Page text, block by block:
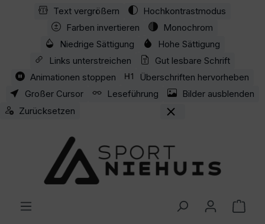
Zum Hauptinhalt springen
Text vergrößern
Hochkontrastmodus
Farben invertieren
Monochrom
Niedrige Sättigung
Hohe Sättigung
Links unterstreichen
Gut lesbare Schrift
Animationen stoppen
Überschriften hervorheben
Großer Cursor
Leseführung
Bilder ausblenden
Zurücksetzen